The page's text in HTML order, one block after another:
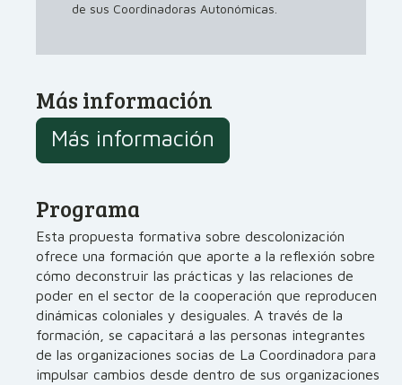
de sus Coordinadoras Autonómicas.
Más información
Más información
Programa
Esta propuesta formativa sobre descolonización
ofrece una formación que aporte a la reflexión sobre
cómo deconstruir las prácticas y las relaciones de
poder en el sector de la cooperación que reproducen
dinámicas coloniales y desiguales. A través de la
formación, se capacitará a las personas integrantes
de las organizaciones socias de La Coordinadora para
impulsar cambios desde dentro de sus organizaciones